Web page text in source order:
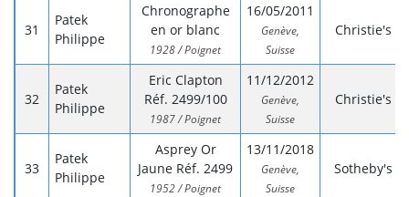
Patek
Philippe
Chronographe
en or blanc
1928 / Poignet
16/05/2011
Genève,
Suisse
Christie's
Patek
Philippe
Eric Clapton
Réf. 2499/100
1987 / Poignet
11/12/2012
Genève,
Suisse
Christie's
Patek
Philippe
Asprey Or
Jaune Réf. 2499
1952 / Poignet
13/11/2018
Genève,
Suisse
Sotheby's